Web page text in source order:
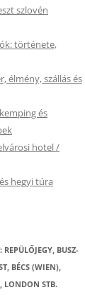
szlovén
története,
élmény, szállás és
és
hotel /
hegyi túra
REPÜLŐJEGY, BUSZ-
BÉCS (WIEN),
LONDON STB.